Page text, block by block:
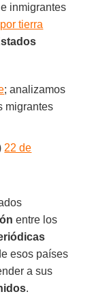
inmigrantes
por tierra
; analizamos
migrantes
22 de
entre los
esos países
a sus
.